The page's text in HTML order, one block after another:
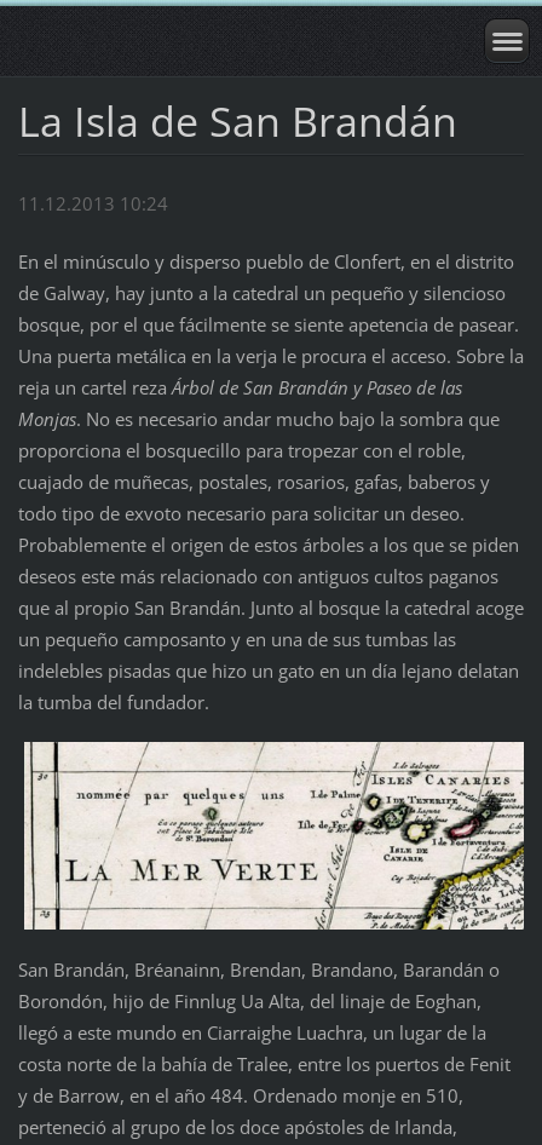
La Isla de San Brandán
11.12.2013 10:24
En el minúsculo y disperso pueblo de Clonfert, en el distrito
de Galway, hay junto a la catedral un pequeño y silencioso
bosque, por el que fácilmente se siente apetencia de pasear.
Una puerta metálica en la verja le procura el acceso. Sobre la
reja un cartel rezaÁrbol de San Brandán y Paseo de las
Monjas. No es necesario andar mucho bajo la sombra que
proporciona el bosquecillo para tropezar con el roble,
cuajado de muñecas, postales, rosarios, gafas, baberos y
todo tipo de exvoto necesario para solicitar un deseo.
Probablemente el origen de estos árboles a los que se piden
deseos este más relacionado con antiguos cultos paganos
que al propio San Brandán. Junto al bosque la catedral acoge
un pequeño camposanto y en una de sus tumbas las
indelebles pisadas que hizo un gato en un día lejano delatan
la tumba del fundador.
San Brandán, Bréanainn, Brendan, Brandano, Barandán o
Borondón, hijo de Finnlug Ua Alta, del linaje de Eoghan,
llegó a este mundo en Ciarraighe Luachra, un lugar de la
costa norte de la bahía de Tralee, entre los puertos de Fenit
y de Barrow, en el año 484. Ordenado monje en 510,
perteneció al grupo de los doce apóstoles de Irlanda,